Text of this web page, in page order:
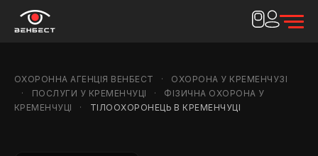
ОХОРОННА АГЕНЦІЯ ВЕНБЕСТ
ОХОРОНА У КРЕМЕНЧУЗІ
ПОСЛУГИ У КРЕМЕНЧУЦІ
ФІЗИЧНА ОХОРОНА У
КРЕМЕНЧУЦІ
ТІЛООХОРОНЕЦЬ В КРЕМЕНЧУЦІ